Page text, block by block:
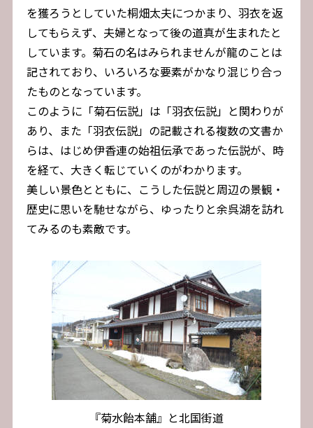
を獲ろうとしていた桐畑太夫につかまり、羽衣を返
してもらえず、夫婦となって後の道真が生まれたと
しています。菊石の名はみられませんが龍のことは
記されており、いろいろな要素がかなり混じり合っ
たものとなっています。
このように「菊石伝説」は「羽衣伝説」と関わりが
あり、また「羽衣伝説」の記載される複数の文書か
らは、はじめ伊香連の始祖伝承であった伝説が、時
を経て、大きく転じていくのがわかります。
美しい景色とともに、こうした伝説と周辺の景観・
歴史に思いを馳せながら、ゆったりと余呉湖を訪れ
てみるのも素敵です。
『菊水飴本舗』と北国街道